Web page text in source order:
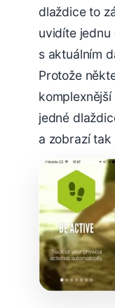
dlaždice to
uvidíte jednu
s aktuálním
Protože
jedné
a zobrazí